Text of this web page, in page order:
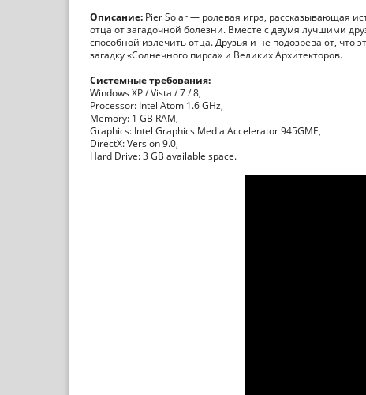
Описание: Pier Solar — ролевая игра, рассказывающая
отца от загадочной болезни. Вместе с двумя лучшими
способной излечить отца. Друзья и не подозревают, что
загадку «Солнечного пирса» и Великих Архитекторов.
Системные требования:
Windows XP / Vista / 7 / 8,
Processor: Intel Atom 1.6 GHz,
Memory: 1 GB RAM,
Graphics: Intel Graphics Media Accelerator 945GME,
DirectX: Version 9.0,
Hard Drive: 3 GB available space.